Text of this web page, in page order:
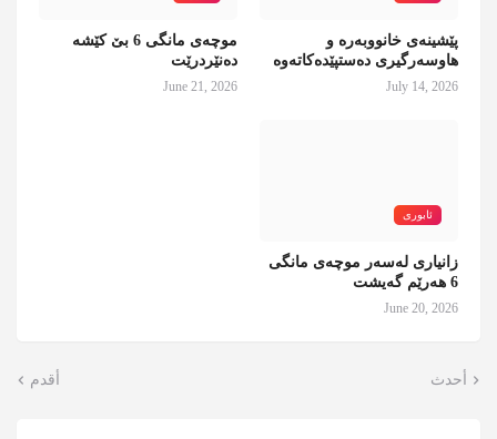
پێشینەی خانووبەرە و
هاوسەرگیری دەستپێدەکاتەوە
July 14, 2026
موچەی مانگی 6 بێ کێشە
دەنێردرێت
June 21, 2026
ئابوری
زانیاری لەسەر موچەی مانگی
6 هەرێم گەیشت
June 20, 2026
أحدث أقدم